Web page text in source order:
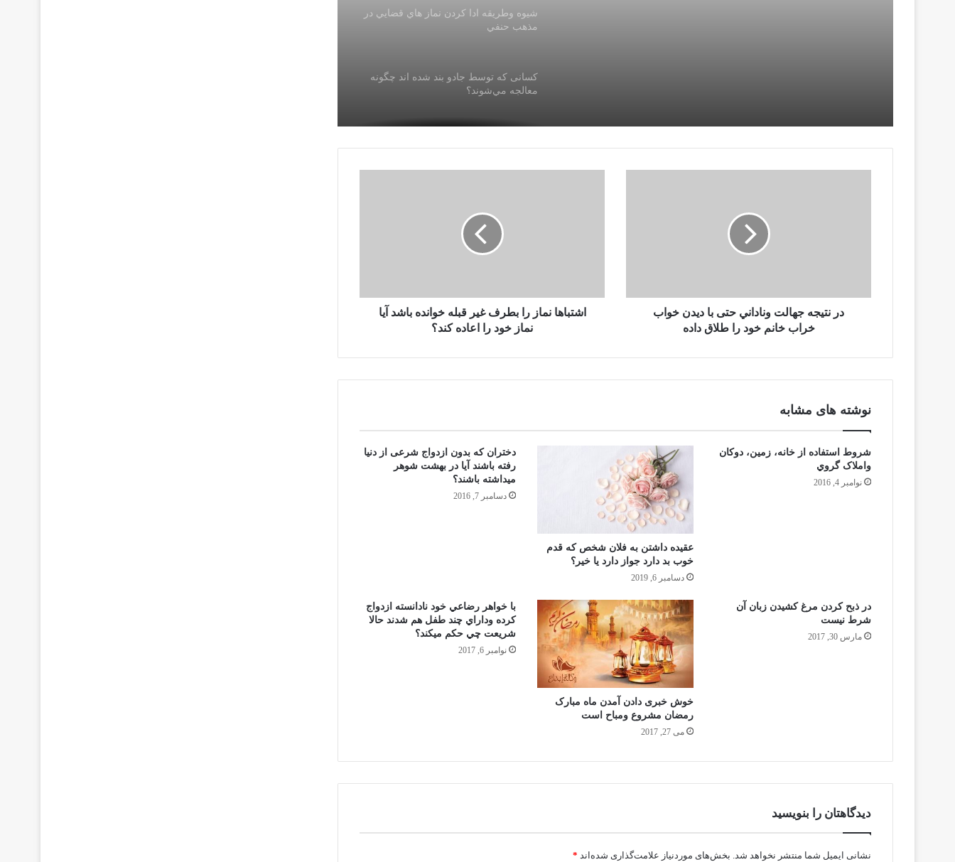
شيوه وطريقه ادا كردن نماز هاي قضايي در
مذهب حنفي
كسانی كه توسط جادو بند شده اند چگونه
معالجه مي‌شوند؟
عملكرد مخالف شريعت است
در حالت جنابت گوسفند را ذبح كرده آيا
خوابيدن بر روي شكم مكروه است
همسر!
چگونه نماز وتر خود را ادا كنيم؟
ابتداء وقت نماز تهجد بعد از نماز خفتن
شيوه وطريقه ادا كردن نماز هاي قضايي در
مذهب حنفي
در نتيجه جهالت وناداني حتى با ديدن خواب
خراب خانم خود را طلاق داده
اشتباها نماز را بطرف غير قبله خوانده باشد آيا
نماز خود را اعاده كند؟
نوشته های مشابه
شروط استفاده از خانه، زمين، دوكان
واملاک گروي
نوامبر 4, 2016
عقیده داشتن به فلان شخص که قدم
خوب بد دارد جواز دارد یا خیر؟
دسامبر 6, 2019
دختران كه بدون ازدواج شرعی از دنیا
رفته باشند آيا در بهشت شوهر
ميداشته باشند؟
دسامبر 7, 2016
در ذبح كردن مرغ كشيدن زبان آن
شرط نيست
مارس 30, 2017
خوش خبری دادن آمدن ماه مبارک
رمضان مشروع ومباح است
می 27, 2017
با خواهر رضاعي خود نادانسته ازدواج
كرده وداراي چند طفل هم شدند حالا
شريعت چي حكم ميكند؟
نوامبر 6, 2017
دیدگاهتان را بنویسید
نشانی ایمیل شما منتشر نخواهد شد. بخش‌های موردنیاز علامت‌گذاری شده‌اند *